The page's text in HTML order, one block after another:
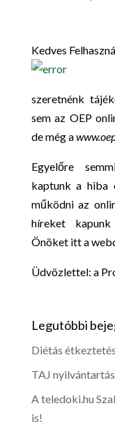
Kedves
szeretnénk
sem az OEP
de még a
Egyelőre
kaptunk a hiba
működni az
híreket
Önöket itt a
Üdvözlettel: a
Legutóbbi
Diétás
TAJ
A teledoki.hu
is!